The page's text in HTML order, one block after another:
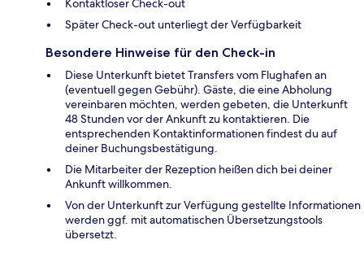
Kontaktloser Check-out
Später Check-out unterliegt der Verfügbarkeit
Besondere Hinweise für den Check-in
Diese Unterkunft bietet Transfers vom Flughafen an
(eventuell gegen Gebühr). Gäste, die eine Abholung
vereinbaren möchten, werden gebeten, die Unterkunft
48 Stunden vor der Ankunft zu kontaktieren. Die
entsprechenden Kontaktinformationen findest du auf
deiner Buchungsbestätigung.
Die Mitarbeiter der Rezeption heißen dich bei deiner
Ankunft willkommen.
Von der Unterkunft zur Verfügung gestellte Informationen
werden ggf. mit automatischen Übersetzungstools
übersetzt.